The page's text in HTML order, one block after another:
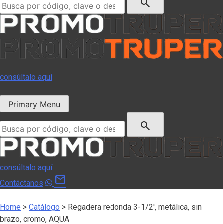
consúltalo aquí
Primary Menu
search
consúltalo aquí
Contáctanos
mail
Home > Catálogo > Regadera redonda 3-1/2′, metálica, sin
brazo, cromo, AQUA